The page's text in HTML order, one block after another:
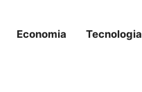
Economia Tecnologia